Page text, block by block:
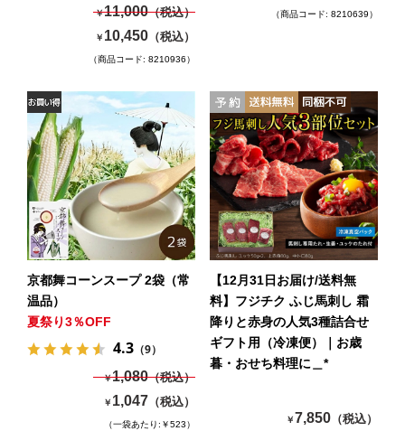
￥11,000（税込）
￥ 10,450 （税込）
（商品コード: 8210936）
（商品コード: 8210639）
京都舞コーンスープ 2袋（常
温品）
夏祭り3％OFF
4.3（9）
￥1,080（税込）
￥ 1,047 （税込）
（一袋あたり:￥523）
【12月31日お届け/送料無
料】フジチク ふじ馬刺し 霜
降りと赤身の人気3種詰合せ
ギフト用（冷凍便）｜お歳
暮・おせち料理に＿*
￥7,850 （税込）